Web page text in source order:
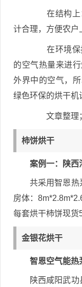
在结构上：
计合理，方便农户
在环境保护
的空气热量来进
外界中的空气，
绿色环保的烘干机
文章整理
柿饼烘干
案例一：陕西
共采用智恩热
房体：
每套烘干柿饼现货5
金银花烘干
智恩空气能热
陕西咸阳武